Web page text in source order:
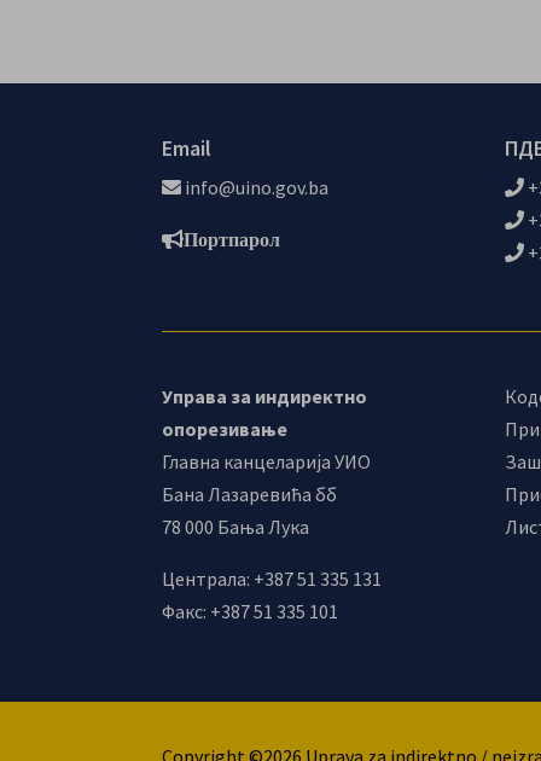
Email
info@uino.gov.ba
Портпарол
Управа за индиректно
опорезивање
Главна канцеларија УИО
Бана Лазаревића бб
78 000 Бања Лука
Централа: +387 51 335 131
Факс: +387 51 335 101
Copyright ©2026 Uprava za indirektno /